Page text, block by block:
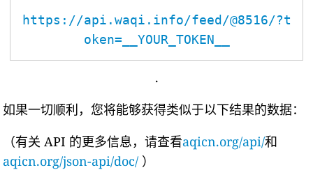
https://api.waqi.info/feed/@8516/?t
oken=__YOUR_TOKEN__
.
如果一切顺利，您将能够获得类似于以下结果的数据：
（有关 API 的更多信息，请查看aqicn.org/api/和
aqicn.org/json-api/doc/ ）